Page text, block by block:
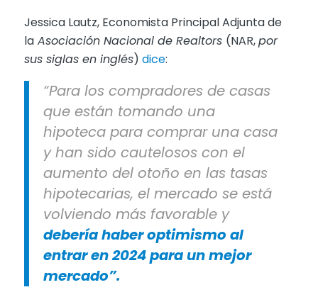
Jessica Lautz, Economista Principal Adjunta de
laAsociación Nacional de Realtors (NAR,por
sus siglas en inglés) dice:
“Para los compradores de casas
que están tomando una
hipoteca para comprar una casa
y han sido cautelosos con el
aumento del otoño en las tasas
hipotecarias, el mercado se está
volviendo más favorable y
debería haber optimismo al
entrar en 2024 para un mejor
mercado”.